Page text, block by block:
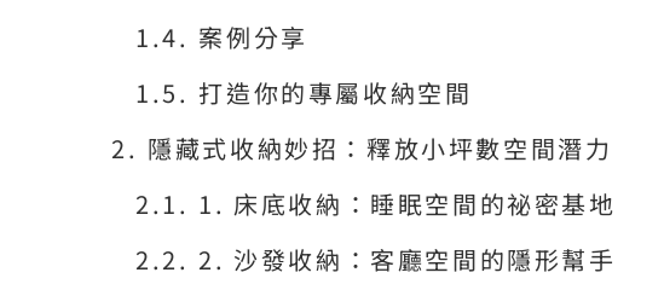
案例分享
打造你的專屬收納空間
隱藏式收納妙招：釋放小坪數空間潛力
1. 床底收納：睡眠空間的祕密基地
2. 沙發收納：客廳空間的隱形幫手